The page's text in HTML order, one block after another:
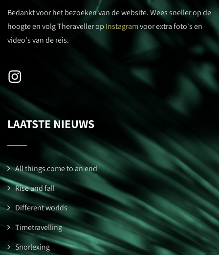
Bedankt voor het bezoeken van de website. Wees sneller op de
hoogte en volg Theraveller op Instagramvoor extra foto's en
video's van de reis.
LAATSTE NIEUWS
All things come to an end
Rise and fall
Different worlds
Timetravelling
Snorlexing